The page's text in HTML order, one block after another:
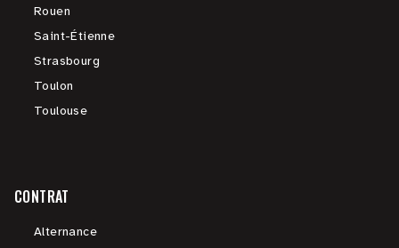
Rouen
Saint-Étienne
Strasbourg
Toulon
Toulouse
CONTRAT
Alternance